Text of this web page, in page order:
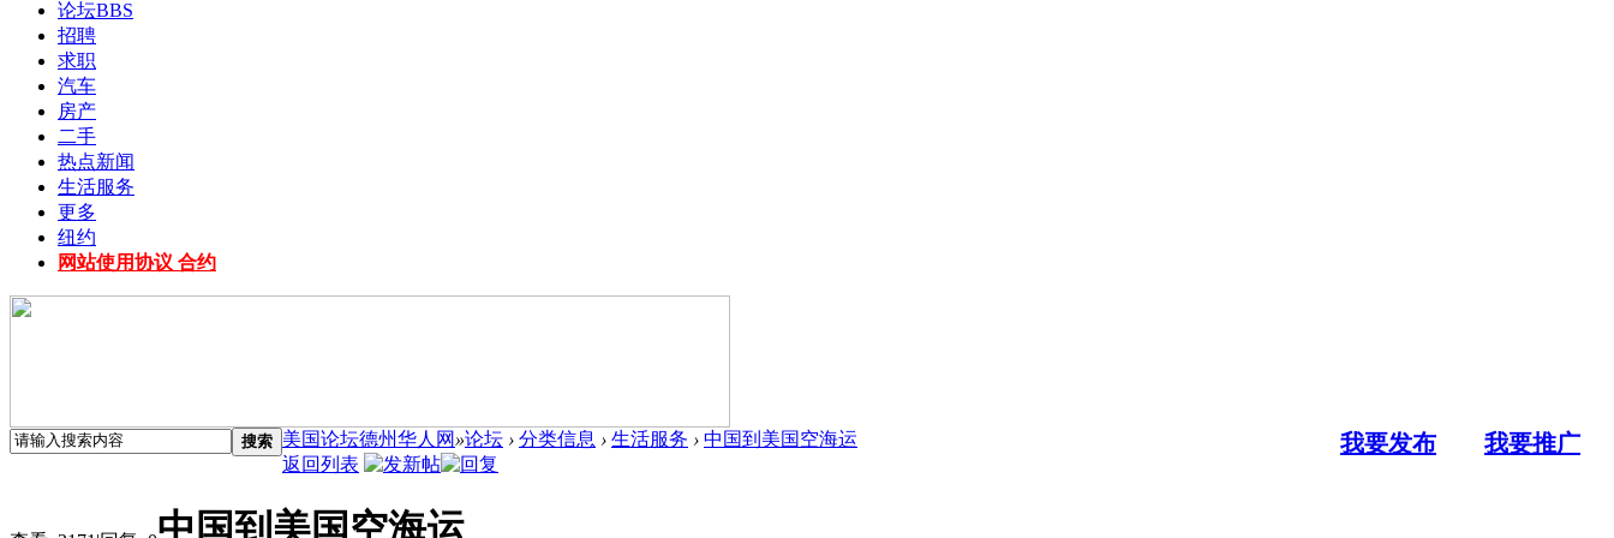
论坛BBS
招聘
求职
汽车
房产
二手
热点新闻
生活服务
更多
纽约
网站使用协议 合约
搜索 我要发布 我要推广
美国论坛德州华人网 »论坛 › 分类信息 › 生活服务 › 中国到美国空海运
返回列表
中国到美国空海运